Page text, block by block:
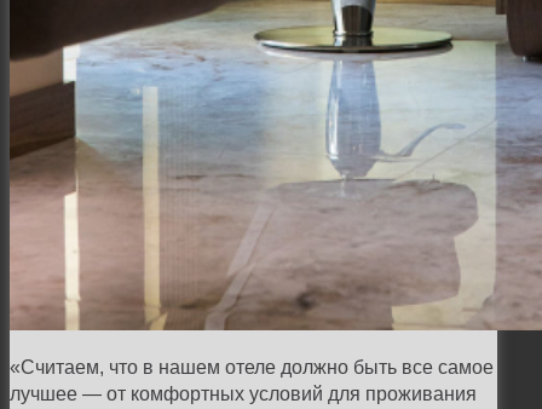
«Считаем, что в нашем отеле должно быть все самое
лучшее — от комфортных условий для проживания